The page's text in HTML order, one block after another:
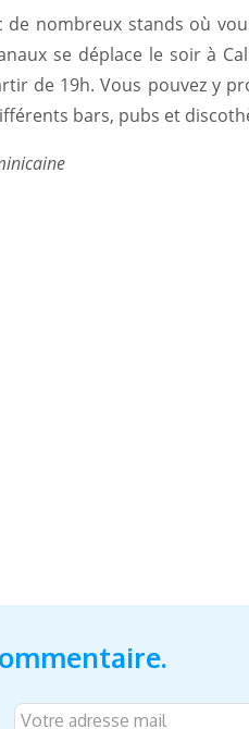
de nombreux stands où
se déplace le soir à
de 19h. Vous pouvez y
bars, pubs et